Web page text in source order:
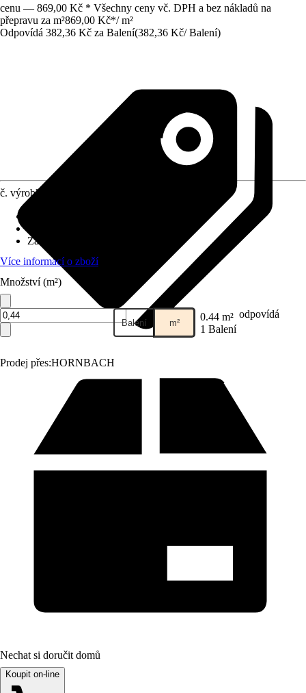
cenu — 869,00 Kč * Všechny ceny vč. DPH a bez nákladů na
přepravu za m²869,00 Kč*/ m²
Odpovídá 382,36 Kč za Balení(382,36 Kč/ Balení)
Prodej přes:HORNBACH
č. výrobku
Základní barva
Více informací o zboží
Množství (m²)
Balení m² 0.44 m² odpovídá
1 Balení
Nechat si doručit domů
Koupit on-line